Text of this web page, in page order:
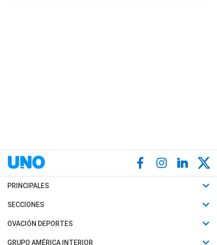
PRINCIPALES
Últimas Noticias
Política
SECCIONES
Horóscopo
Motores
OVACIÓN DEPORTES
Fútbol
GRUPO AMÉRICA INTERIOR